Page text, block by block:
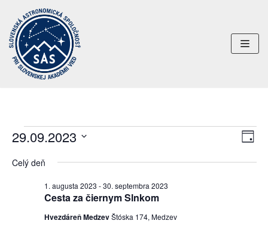
Preskočiť
na
obsah
DEŇ
29.09.2023
dátum.
Celý deň
Cesta za čiernym Slnkom
1. augusta 2023 -30. septembra 2023
Hvezdáreň MedzevŠtóska 174, Medzev